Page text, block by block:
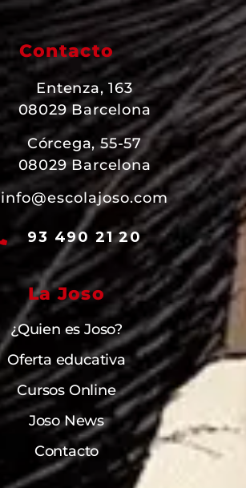
Contacto
Entenza, 163
08029 Barcelona
Córcega, 55-57
08029 Barcelona
info@escolajoso.com
93 490 21 20
La Joso
¿Quien es Joso?
Oferta educativa
Cursos Online
Joso News
Contacto